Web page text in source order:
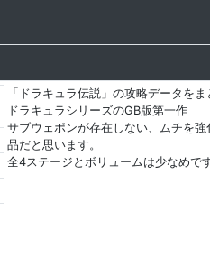
「ドラキュラ伝説」の攻略データをま
ドラキュラシリーズのGB版第一作
サブウェポンが存在しない、ムチを
品だと思います。
全4ステージとボリュームは少なめで